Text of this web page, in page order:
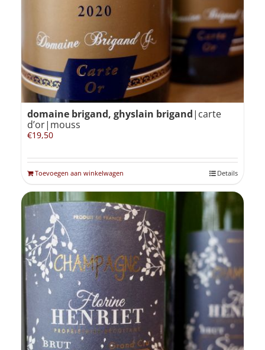
domaine brigand, ghyslain brigand|carte
d’or|mouss
€19,50
Toevoegen aan winkelwagen Details